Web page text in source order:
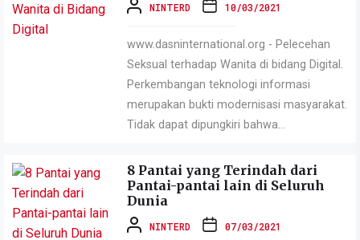
NINTERD 10/03/2021
www.dasninternational.org - Pelecehan
Seksual terhadap Wanita di bidang Digital.
Perkembangan teknologi informasi
merupakan bukti modernisasi masyarakat.
Tidak dapat dipungkiri bahwa...
8 Pantai yang Terindah dari
Pantai-pantai lain di Seluruh
Dunia
NINTERD 07/03/2021